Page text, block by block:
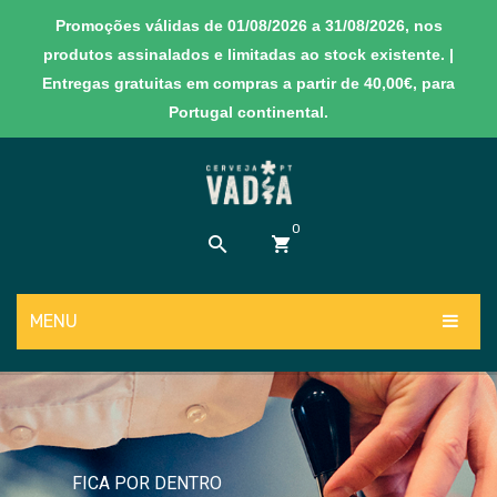
Promoções válidas de 01/08/2026 a 31/08/2026, nos
produtos assinalados e limitadas ao stock existente. |
Entregas gratuitas em compras a partir de 40,00€, para
Portugal continental.
0
MENU
PRODUTOS
Sidras
NOVIDADES
EXPERIÊNCIAS
FICA POR DENTRO